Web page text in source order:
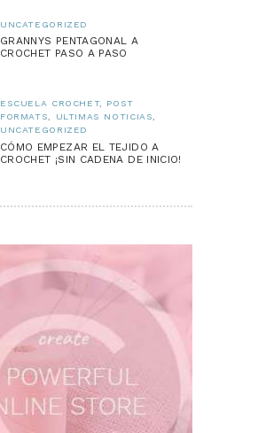
UNCATEGORIZED
GRANNYS PENTAGONAL A
CROCHET PASO A PASO
ESCUELA CROCHET, POST
FORMATS
ULTIMAS NOTICIAS
UNCATEGORIZED
CÓMO EMPEZAR EL TEJIDO A
CROCHET ¡SIN CADENA DE INICIO!